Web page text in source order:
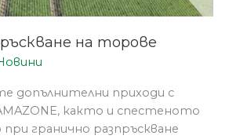
на торове
допълнителни приходи с
както и спестеното
гранично разпръскване